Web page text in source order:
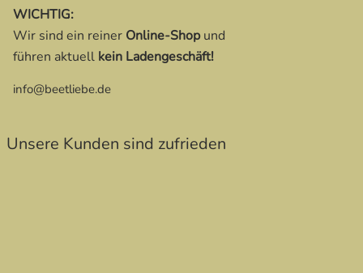
WICHTIG:
Wir sind ein reiner Online-Shopund
führen aktuell kein Ladengeschäft!
info@beetliebe.de
Unsere Kunden sind zufrieden